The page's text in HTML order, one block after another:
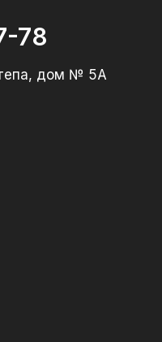
78
дом № 5А